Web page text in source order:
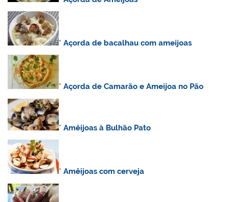
*Açorda de bacalhau com ameijoas
*Açorda de Camarão e Ameijoa no Pão
*Amêijoas à Bulhão Pato
*Amêijoas com cerveja